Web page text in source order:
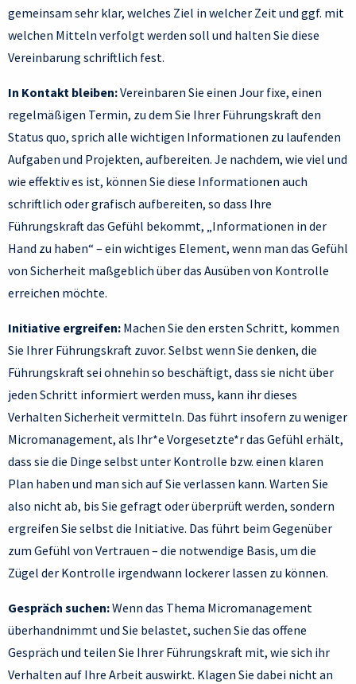
gemeinsam sehr klar, welches Ziel in welcher Zeit und ggf. mit
welchen Mitteln verfolgt werden soll und halten Sie diese
Vereinbarung schriftlich fest.
In Kontakt bleiben:Vereinbaren Sie einen Jour fixe, einen
regelmäßigen Termin, zu dem Sie Ihrer Führungskraft den
Status quo, sprich alle wichtigen Informationen zu laufenden
Aufgaben und Projekten, aufbereiten. Je nachdem, wie viel und
wie effektiv es ist, können Sie diese Informationen auch
schriftlich oder grafisch aufbereiten, so dass Ihre
Führungskraft das Gefühl bekommt, „Informationen in der
Hand zu haben“ – ein wichtiges Element, wenn man das Gefühl
von Sicherheit maßgeblich über das Ausüben von Kontrolle
erreichen möchte.
Initiative ergreifen: Machen Sie den ersten Schritt, kommen
Sie Ihrer Führungskraft zuvor. Selbst wenn Sie denken, die
Führungskraft sei ohnehin so beschäftigt, dass sie nicht über
jeden Schritt informiert werden muss, kann ihr dieses
Verhalten Sicherheit vermitteln. Das führt insofern zu weniger
Micromanagement, als Ihr*e Vorgesetzte*r das Gefühl erhält,
dass sie die Dinge selbst unter Kontrolle bzw. einen klaren
Plan haben und man sich auf Sie verlassen kann. Warten Sie
also nicht ab, bis Sie gefragt oder überprüft werden, sondern
ergreifen Sie selbst die Initiative. Das führt beim Gegenüber
zum Gefühl von Vertrauen – die notwendige Basis, um die
Zügel der Kontrolle irgendwann lockerer lassen zu können.
Gespräch suchen:Wenn das Thema Micromanagement
überhandnimmt und Sie belastet, suchen Sie das offene
Gespräch und teilen Sie Ihrer Führungskraft mit, wie sich ihr
Verhalten auf Ihre Arbeit auswirkt. Klagen Sie dabei nicht an